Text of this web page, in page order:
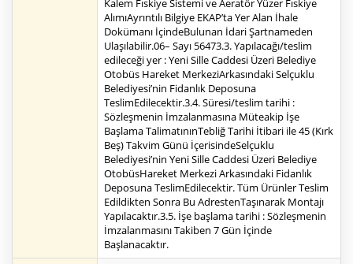
Kalem Fıskiye Sistemi ve Aeratör Yüzer Fıskiye
AlımıAyrıntılı Bilgiye EKAP’ta Yer Alan İhale
Dokümanı İçindeBulunan İdari Şartnameden
Ulaşılabilir.06– Sayı 56473.3. Yapılacağı/teslim
edileceği yer : Yeni Sille Caddesi Üzeri Belediye
Otobüs Hareket MerkeziArkasındaki Selçuklu
Belediyesi’nin Fidanlık Deposuna
TeslimEdilecektir.3.4. Süresi/teslim tarihi :
Sözleşmenin İmzalanmasına Müteakip İşe
Başlama TalimatınınTebliğ Tarihi İtibari ile 45 (Kırk
Beş) Takvim Günü İçerisindeSelçuklu
Belediyesi’nin Yeni Sille Caddesi Üzeri Belediye
OtobüsHareket Merkezi Arkasındaki Fidanlık
Deposuna TeslimEdilecektir. Tüm Ürünler Teslim
Edildikten Sonra Bu AdrestenTaşınarak Montajı
Yapılacaktır.3.5. İşe başlama tarihi : Sözleşmenin
İmzalanmasını Takiben 7 Gün İçinde
Başlanacaktır.